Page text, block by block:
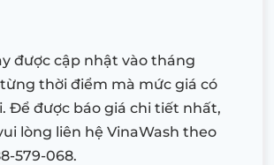
được cập nhật vào tháng
từng thời điểm mà mức giá có
Để được báo giá chi tiết nhất,
lòng liên hệ VinaWash theo
579-068.